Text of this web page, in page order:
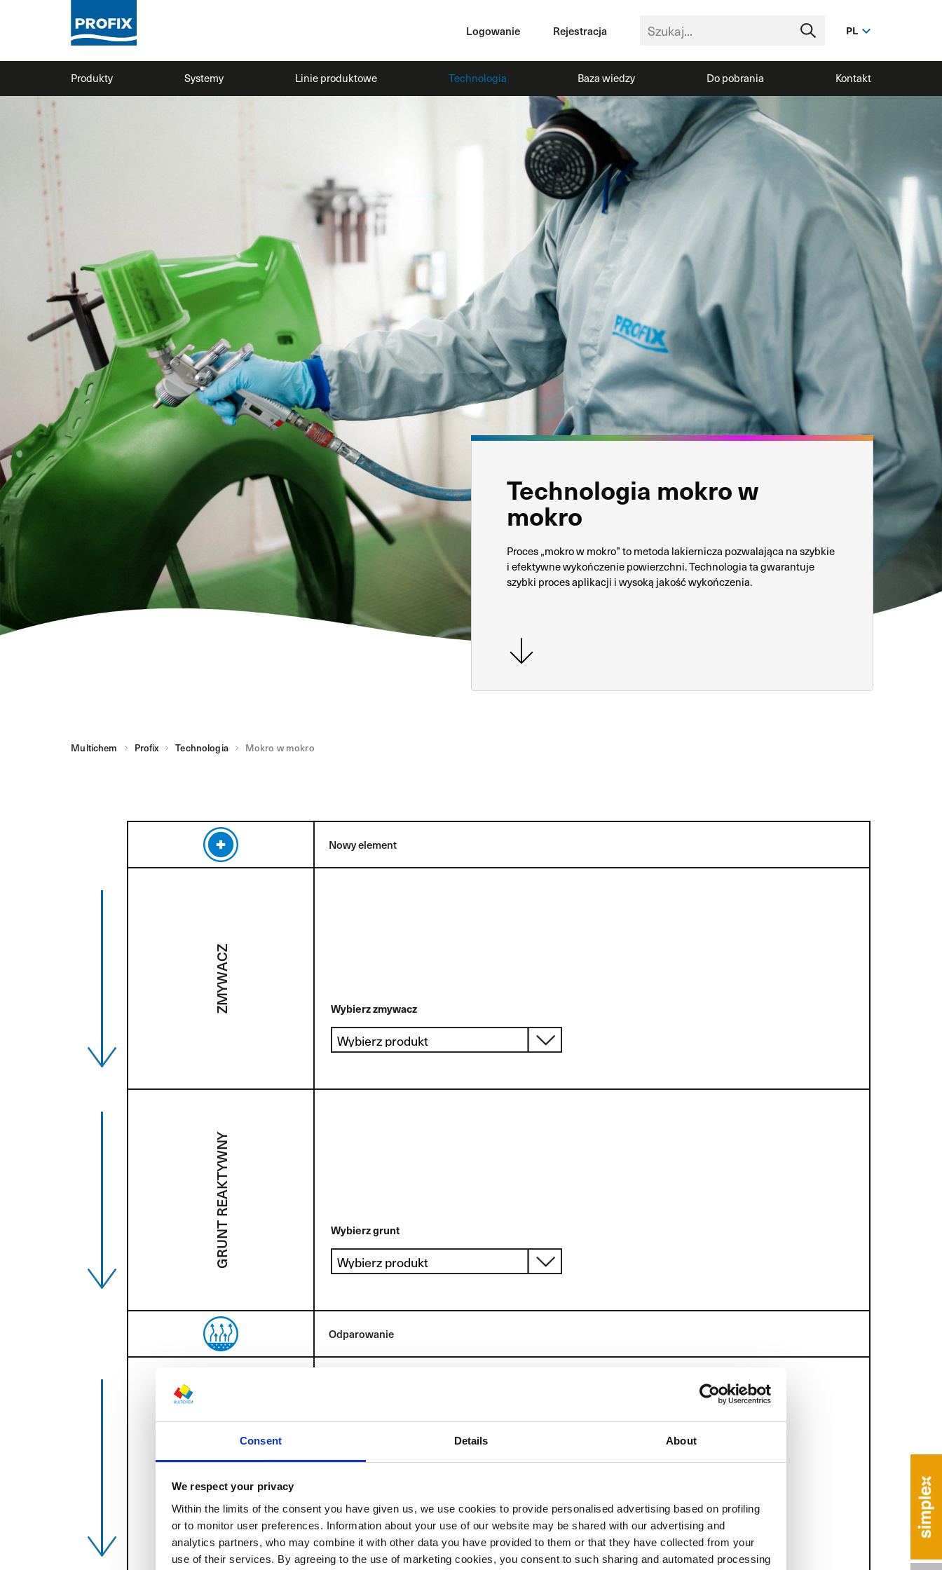
Consent Details About
We respect your privacy
Within the limits of the consent you have given us, we use cookies to provide personalised advertising based on profiling
or to monitor user preferences. Information about your use of our website may be shared with our advertising and
analytics partners, who may combine it with other data you have provided to them or that they have collected from your
use of their services. By agreeing to the use of marketing cookies, you consent to such sharing and automated processing
Logowanie Rejestracja PL
Produkty Systemy Linie produktowe Technologia Baza wiedzy Do pobrania Kontakt
Technologia mokro w
mokro
Proces „mokro w mokro” to metoda lakiernicza pozwalająca na szybkie
i efektywne wykończenie powierzchni. Technologia ta gwarantuje
szybki proces aplikacji i wysoką jakość wykończenia.
Multichem Profix Technologia Mokro w mokro
Nowy element
ZMYWACZ Wybierz zmywacz
GRUNT REAKTYWNY Wybierz grunt
Warstwa
warstwy
Odparowanie
P
O
D
K
Ł
A
D
W
Y
P
E
Ł
N
I
A
J
Ą
CY